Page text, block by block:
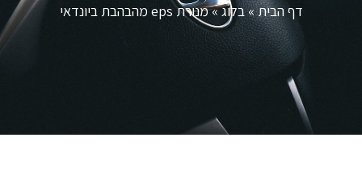
דף הבית»בלוג»מנורת eps מהבהבת ביונדאי